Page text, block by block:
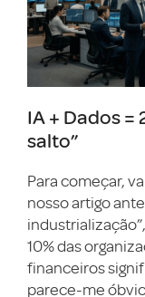
IA + Dados =
salto”
Para começar,
nosso artigo
10% das
financeiros
parece-me